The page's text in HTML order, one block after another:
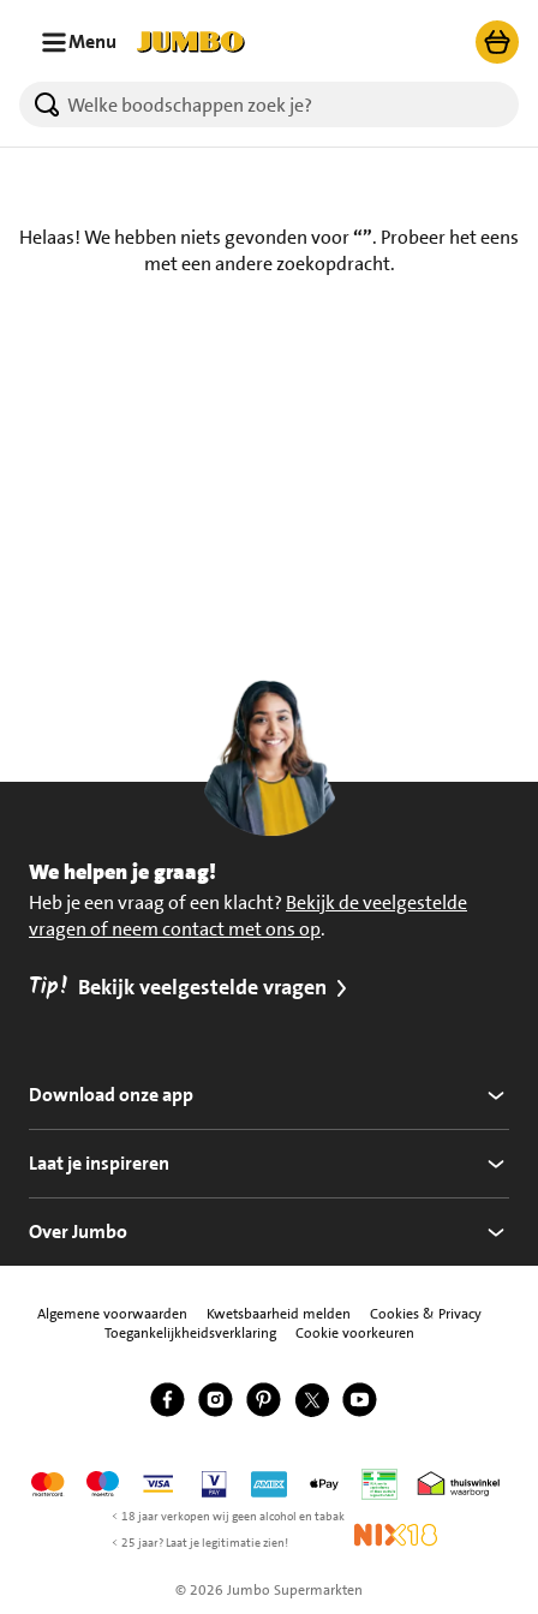
Menu
Helaas! We hebben niets gevonden voor“”. Probeer het eens
met een andere zoekopdracht.
We helpen je graag!
Heb je een vraag of een klacht? Bekijk de veelgestelde
vragen of neem contact met ons op.
Tip! Bekijk veelgestelde vragen
Download onze app
Laat je inspireren
Over Jumbo
Algemene voorwaarden Kwetsbaarheid melden
Cookies & Privacy
Toegankelijkheidsverklaring
Cookie voorkeuren
Volg ons
Jumbo Facebook
Jumbo Instagram
Jumbo Pinterest
Jumbo Twitter
Jumbo YouTube
MastercardMaestroVisa Vpay American Express
Apple Pay Thuiswinkel
< 18 jaar verkopen wij geen alcohol en tabak
< 25 jaar? Laat je legitimatie zien!
NIX18
© 2026 Jumbo Supermarkten